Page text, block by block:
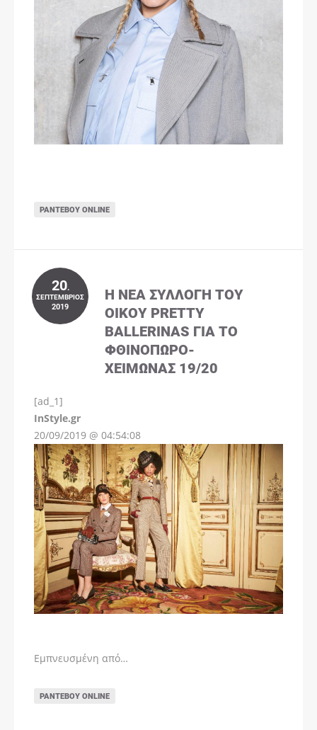
ΡΑΝΤΕΒΟΎ ONLINE
20.
ΣΕΠΤΈΜΒΡΙΟΣ
2019
Η ΝΈΑ ΣΥΛΛΟΓΉ ΤΟΥ
ΟΊΚΟΥ PRETTY
BALLERINAS ΓΙΑ ΤΟ
ΦΘΙΝΌΠΩΡΟ-
ΧΕΙΜΏΝΑΣ 19/20
[ad_1]
InStyle.gr
20/09/2019 @ 04:54:08
Εμπνευσμένη από…
ΡΑΝΤΕΒΟΎ ONLINE